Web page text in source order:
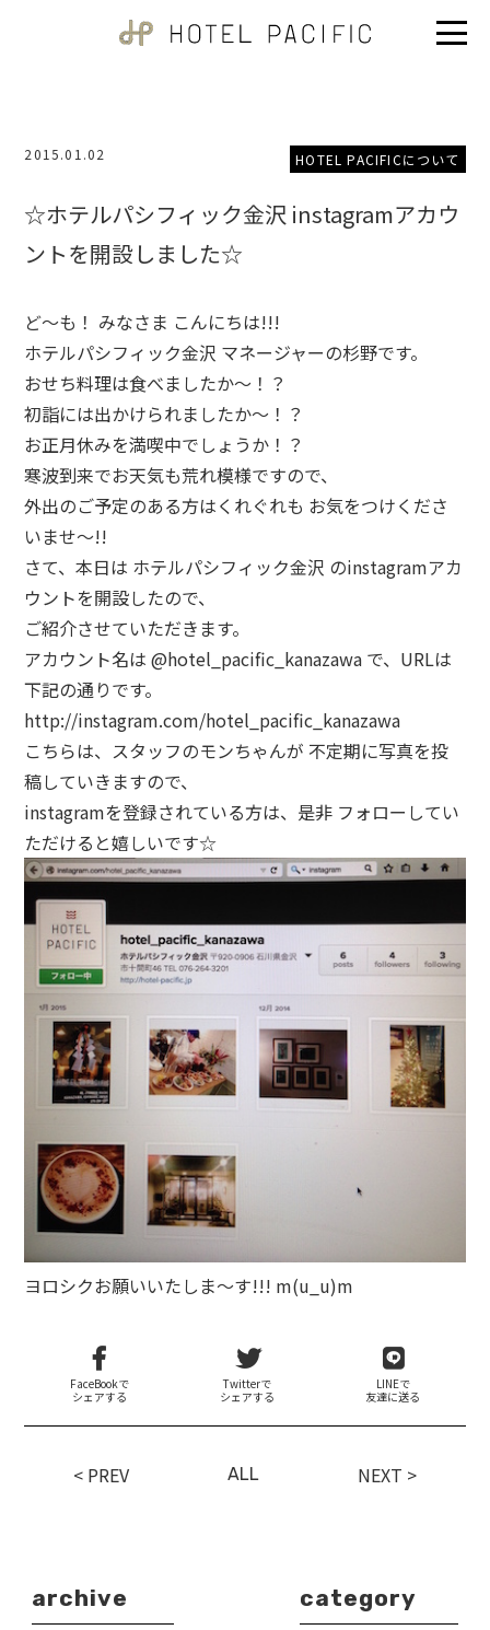
2015.01.02 HOTEL PACIFICについて
☆ホテルパシフィック金沢 instagramアカウ
ントを開設しました☆
ど～も！ みなさま こんにちは!!!
ホテルパシフィック金沢 マネージャーの杉野です。
おせち料理は食べましたか～！？
初詣には出かけられましたか～！？
お正月休みを満喫中でしょうか！？
寒波到来でお天気も荒れ模様ですので、
外出のご予定のある方はくれぐれも お気をつけくださ
いませ～!!
さて、本日は ホテルパシフィック金沢 のinstagramアカ
ウントを開設したので、
ご紹介させていただきます。
アカウント名は @hotel_pacific_kanazawa で、URLは
下記の通りです。
http://instagram.com/hotel_pacific_kanazawa
こちらは、スタッフのモンちゃんが 不定期に写真を投
稿していきますので、
instagramを登録されている方は、是非 フォローしてい
ただけると嬉しいです☆
ヨロシクお願いいたしま～す!!! m(u_u)m
FaceBookで
シェアする
Twitterで
シェアする
LINEで
友達に送る
< PREV ALL NEXT >
archive category